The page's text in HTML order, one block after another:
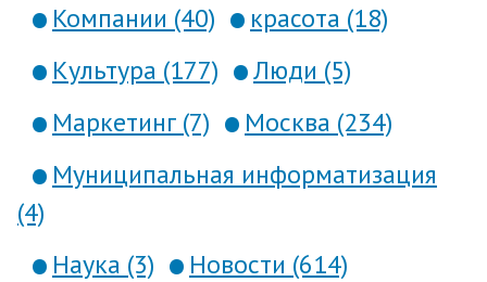
Компании (40)
красота (18)
Культура (177)
Люди (5)
Маркетинг (7)
Москва (234)
Муниципальная информатизация
(4)
Наука (3)
Новости (614)